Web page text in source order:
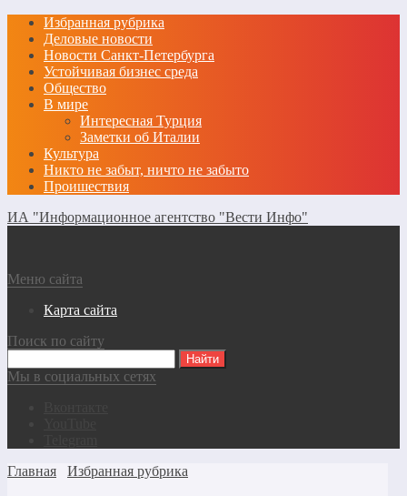
Избранная рубрика
Деловые новости
Новости Санкт-Петербурга
Устойчивая бизнес среда
Общество
В мире
Интересная Турция
Заметки об Италии
Культура
Никто не забыт, ничто не забыто
Проишествия
ИА "Информационное агентство "Вести Инфо"
Меню сайта
Карта сайта
Поиск по сайту
Мы в социальных сетях
Главная
Избранная рубрика